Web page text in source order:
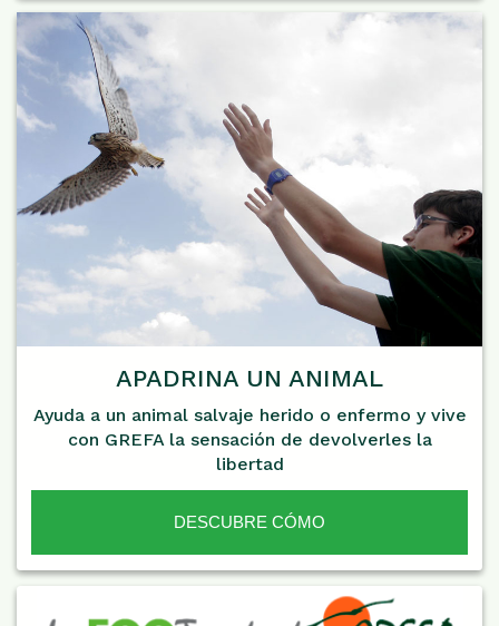
APADRINA UN ANIMAL
Ayuda a un animal salvaje herido o enfermo y vive
con GREFA la sensación de devolverles la
libertad
DESCUBRE CÓMO